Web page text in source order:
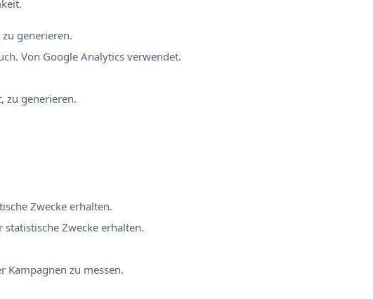
generieren.
Von Google Analytics verwendet.
zu generieren.
Zwecke erhalten.
Zwecke erhalten.
Kampagnen zu messen.